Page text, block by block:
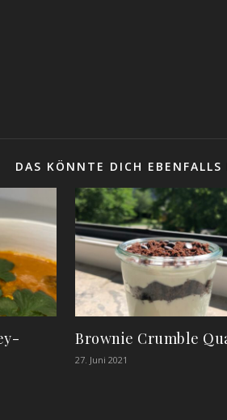
DAS KÖNNTE DICH EBENFALLS
Brownie Crumble
27. Juni 2021